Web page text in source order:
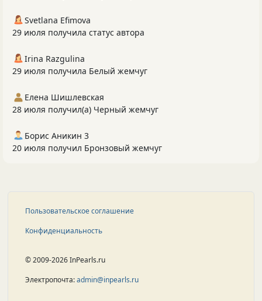
Svetlana Efimova
29 июля получила статус автора
Irina Razgulina
29 июля получила Белый жемчуг
Елена Шишлевская
28 июля получил(а) Черный жемчуг
Борис Аникин 3
20 июля получил Бронзовый жемчуг
Пользовательское соглашение
Конфиденциальность
© 2009-2026 InPearls.ru
Электропочта:admin@inpearls.ru